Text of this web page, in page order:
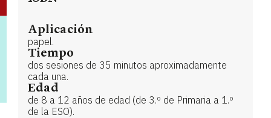
Aplicación
papel.
Tiempo
dos sesiones de 35 minutos aproximadamente
cada una.
Edad
de 8 a 12 años de edad (de 3.º de Primaria a 1.º
de la ESO).